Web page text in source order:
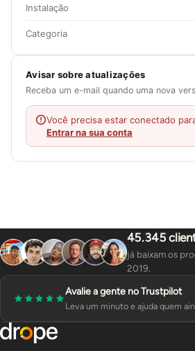
Instalação
Categoria
Avisar sobre atualizações
Receba um e-mail quando uma nova
Você precisa estar conectado
Entrar na sua conta
45.345
já baixam os
2019.
Avalie a gente no Trustpilot
Leva um minuto e ajuda quem